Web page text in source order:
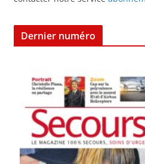
Dernier numéro